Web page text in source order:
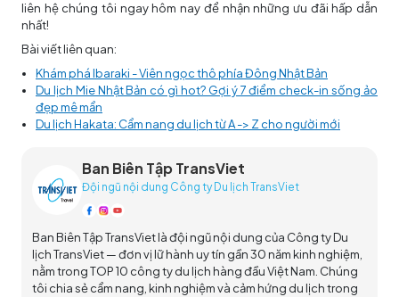
liên hệ chúng tôi ngay hôm nay để nhận những ưu đãi hấp dẫn
nhất!
Bài viết liên quan:
Khám phá Ibaraki - Viên ngọc thô phía Đông Nhật Bản
Du lịch Mie Nhật Bản có gì hot? Gợi ý 7 điểm check-in sống ảo
đẹp mê mẩn
Du lịch Hakata: Cẩm nang du lịch từ A -> Z cho người mới
Ban Biên Tập TransViet
Đội ngũ nội dung Công ty Du lịch TransViet
Ban Biên Tập TransViet là đội ngũ nội dung của Công ty Du
lịch TransViet — đơn vị lữ hành uy tín gần 30 năm kinh nghiệm,
nằm trong TOP 10 công ty du lịch hàng đầu Việt Nam. Chúng
tôi chia sẻ cẩm nang, kinh nghiệm và cảm hứng du lịch trong